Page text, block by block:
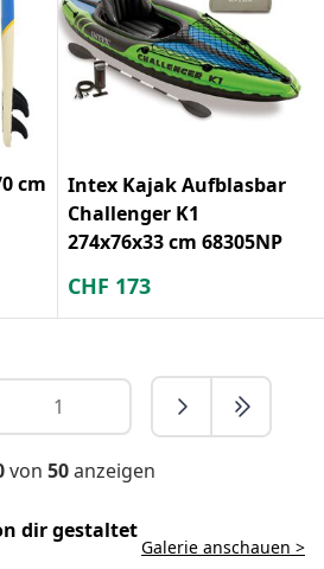
cm
Intex Kajak Aufblasbar
Challenger K1
274x76x33 cm 68305NP
CHF 173
von 50anzeigen
dir gestaltet
Galerie anschauen >